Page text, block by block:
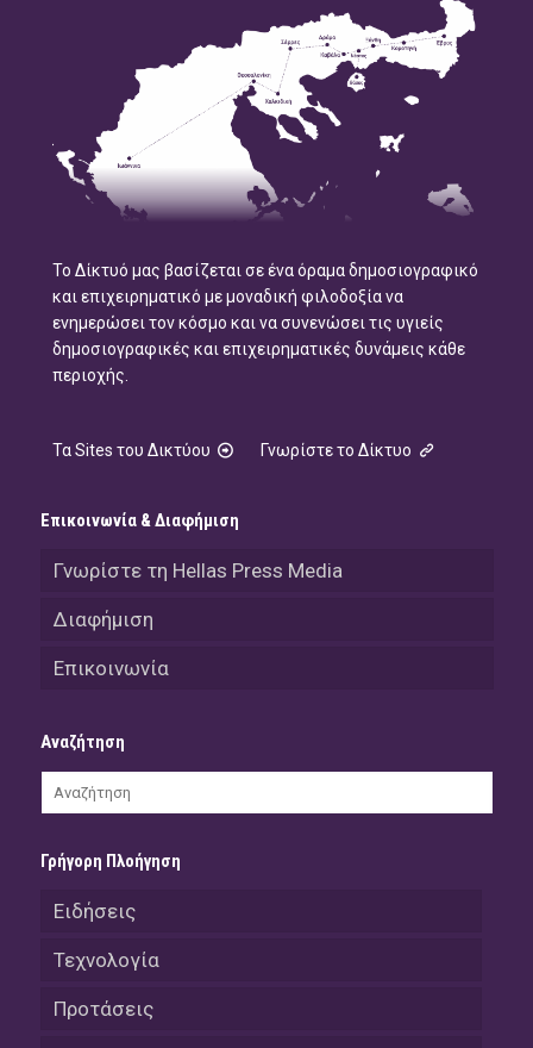
Το Δίκτυό μας βασίζεται σε ένα όραμα δημοσιογραφικό
και επιχειρηματικό με μοναδική φιλοδοξία να
ενημερώσει τον κόσμο και να συνενώσει τις υγιείς
δημοσιογραφικές και επιχειρηματικές δυνάμεις κάθε
περιοχής.
Τα Sites του Δικτύου Γνωρίστε το Δίκτυο
Επικοινωνία & Διαφήμιση
Γνωρίστε τη Hellas Press Media
Διαφήμιση
Επικοινωνία
Αναζήτηση
Γρήγορη Πλοήγηση
Ειδήσεις
Τεχνολογία
Προτάσεις